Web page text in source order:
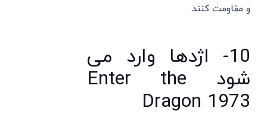
و مقاومت کنند.
10- اژدها وارد می
شود Enter the
Dragon 1973